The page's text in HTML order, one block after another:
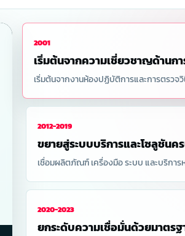
2001
เริ่มต้นจากความเชี่ยวชาญด้านก
เริ่มต้นจากงานห้องปฏิบัติการและการตรวจ
2012-2019
ขยายสู่ระบบบริการและโซลูชันค
เชื่อมผลิตภัณฑ์ เครื่องมือ ระบบ และบริการ
2020-2023
ยกระดับความเชื่อมั่นด้วยมาตรฐ